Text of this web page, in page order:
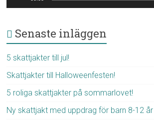
Senaste inläggen
5 skattjakter till jul!
Skattjakter till Halloweenfesten!
5 roliga skattjakter på sommarlovet!
Ny skattjakt med uppdrag för barn 8-12 år